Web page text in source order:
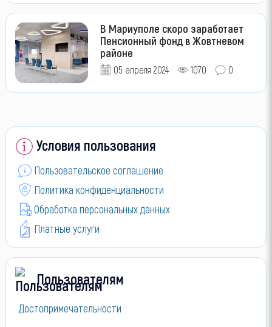
В Мариуполе скоро заработает
Пенсионный фонд в Жовтневом
районе
05 апреля 2024 1070 0
Условия пользования
Пользовательское соглашение
Политика конфиденциальности
Обработка персональных данных
Платные услуги
Пользователям
Достопримечательности